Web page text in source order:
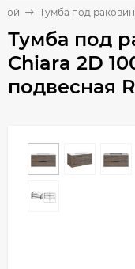
Тумба под
Тумба под
Chiara 2D
подвесная